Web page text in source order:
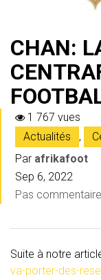
CHAN:
1 767 vues
Actualités
,
Par afrikafoot
Sep 6, 2022
Pas commentaire
Suite à notre
va-porter-des-